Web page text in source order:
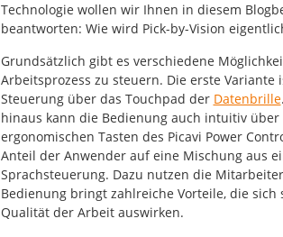
Technologie wollen wir Ihnen in diesem
beantworten: Wie wird Pick-by-Vision
Grundsätzlich gibt es verschiedene
Arbeitsprozess zu steuern. Die erste Variante
Steuerung über das Touchpad der Datenbrille
hinaus kann die Bedienung auch intuitiv über
ergonomischen Tasten des Picavi Power
Anteil der Anwender auf eine Mischung aus
Sprachsteuerung. Dazu nutzen die
Bedienung bringt zahlreiche Vorteile, die
Qualität der Arbeit auswirken.